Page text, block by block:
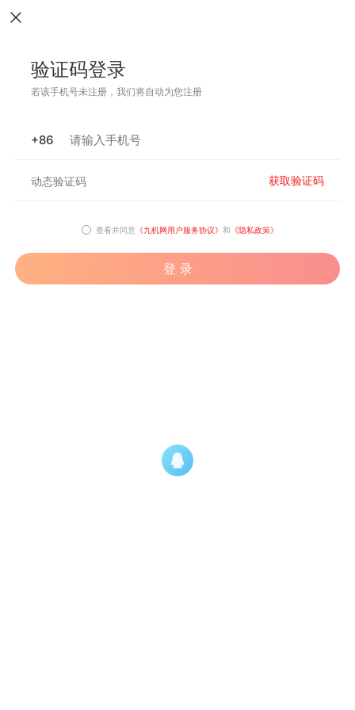
验证码登录
若该手机号未注册，我们将自动为您注册
+86
获取验证码
查看并同意 《九机网用户服务协议》 和 《隐私政策》
登 录